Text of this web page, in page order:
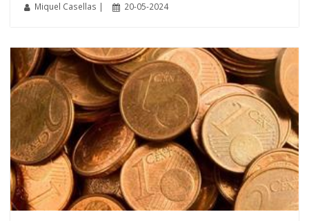
Miquel Casellas | 20-05-2024